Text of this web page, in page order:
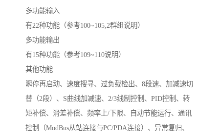
多功能输入
有22种功能（参考100~105,2群组说明）
多功能输出
有15种功能（参考109~110说明）
其他功能
瞬停再启动、速度搜寻、过负载检出、8段速、加减速切
替（2段）、S曲线加减速、2/3线制控制、PID控制、转
矩补偿、滑差补偿、频率上/下限、自动节能运行、通讯
控制（ModBus从站连接与PC/PDA连接）、异常复归、